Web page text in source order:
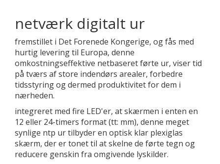
netværk digitalt ur
fremstillet i Det Forenede Kongerige, og fås med
hurtig levering til Europa, denne
omkostningseffektive netbaseret førte ur, viser tid
på tværs af store indendørs arealer, forbedre
tidsstyring og dermed produktivitet for dem i
nærheden.
integreret med fire LED'er, at skærmen i enten en
12 eller 24-timers format (tt: mm), denne meget
synlige ntp ur tilbyder en optisk klar plexiglas
skærm, der er tonet til at skelne de førte tegn og
reducere genskin fra omgivende lyskilder.